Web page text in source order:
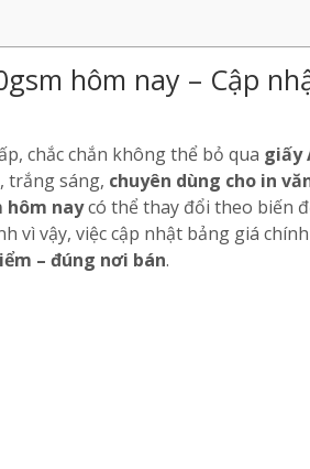
hôm nay – Cập
chắc chắn không thể bỏ qua giấy
trắng sáng, chuyên dùng cho in
hôm naycó thể thay đổi theo biến
vì vậy, việc cập nhật bảng giá
– đúng nơi bán.